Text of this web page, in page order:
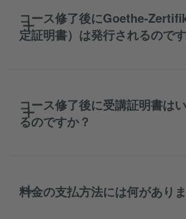
コース修了後にGoethe-
定証明書）は発行されるので
コース修了後に受講証明書は
るのですか？
料金の支払方法には何があり